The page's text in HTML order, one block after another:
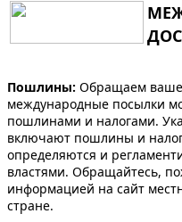
Пошлины: Обращаем ваше
международные посылки
пошлинами и налогами.
включают пошлины и
определяются и
властями. Обращайтесь,
информацией на сайт
стране.